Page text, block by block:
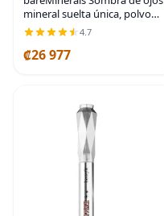
mineral suelta única, polvo
mineral cremoso,
transparente para construir a
cobertura completa, color de
4.7
₡26 977